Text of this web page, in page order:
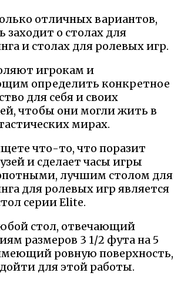
отличных вариантов,
заходит о столах для
и столах для ролевых игр.
игрокам и
определить конкретное
для себя и своих
чтобы они могли жить в
мирах.
что-то, что поразит
и сделает часы игры
лучшим столом для
для ролевых игр является
серии Elite.
стол, отвечающий
размеров 3 1/2 фута на 5
ровную поверхность,
для этой работы.